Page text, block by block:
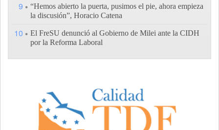
9
“Hemos abierto la puerta, pusimos el pie, ahora empieza
la discusión”, Horacio Catena
10
El FreSU denunció al Gobierno de Milei ante la CIDH
por la Reforma Laboral